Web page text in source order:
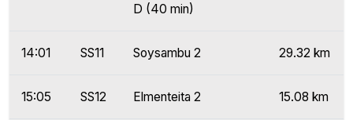
D (40 min)
14:01 SS11 Soysambu 2 29.32 km
15:05 SS12 Elmenteita 2 15.08 km